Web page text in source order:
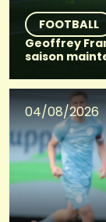
FOOTBALL
Geoffrey
saison
04/08/2026